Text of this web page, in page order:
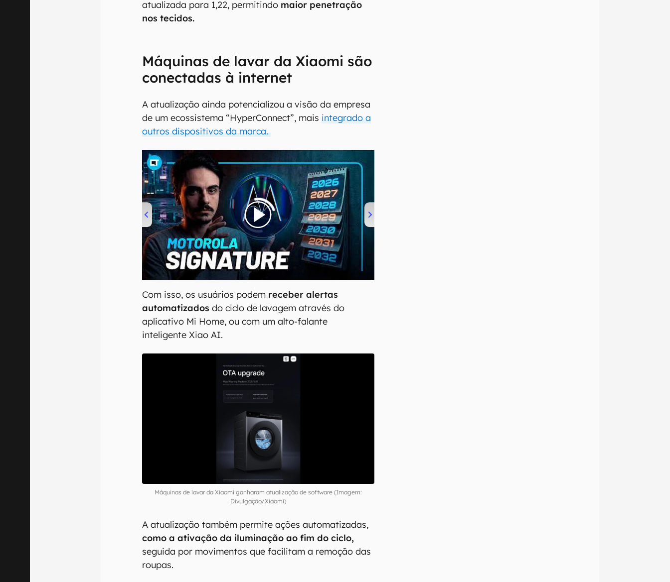
atualizada para 1,22, permitindo maior penetração
nos tecidos.
Máquinas de lavar da Xiaomi são
conectadas à internet
A atualização ainda potencializou a visão da empresa
de um ecossistema “HyperConnect”, mais integrado a
outros dispositivos da marca.
00:00 20:46
Com isso, os usuários podem receber alertas
automatizados do ciclo de lavagem através do
aplicativo Mi Home, ou com um alto-falante
inteligente Xiao AI.
Máquinas de lavar da Xiaomi ganharam atualização de software (Imagem:
Divulgação/Xiaomi)
A atualização também permite ações automatizadas,
como a ativação da iluminação ao fim do ciclo,
seguida por movimentos que facilitam a remoção das
roupas.